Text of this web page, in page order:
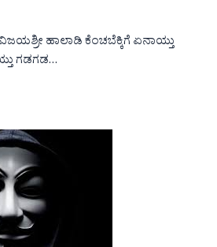
ಹಾಲಾಡಿ ಕೆಂಚಬೆಕ್ಕಿಗೆ ಏನಾಯ್ತು
ಗಡಗಡ…